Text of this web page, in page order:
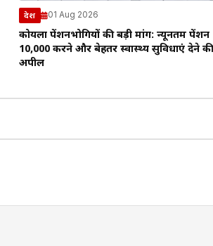
देश 01 Aug 2026
कोयला पेंशनभोगियों की बड़ी मांग: न्यूनतम पेंशन
₹10,000 करने और बेहतर स्वास्थ्य सुविधाएं देने की
अपील